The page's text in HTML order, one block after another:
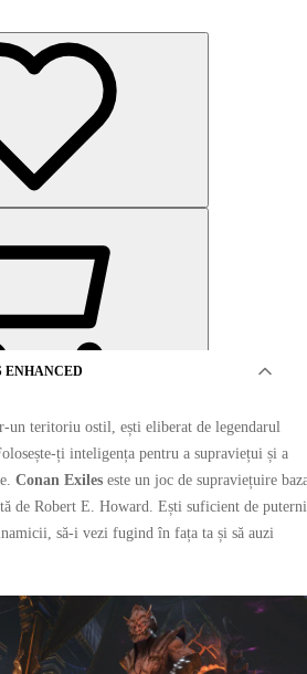
Isle of Siptah Edition PC
ENHANCED
un teritoriu ostil, ești eliberat de legendarul
ți inteligența pentru a supraviețui și a
Conan Exiles este un joc de supraviețuire
de Robert E. Howard. Ești suficient de
să-i vezi fugind în fața ta și să auzi